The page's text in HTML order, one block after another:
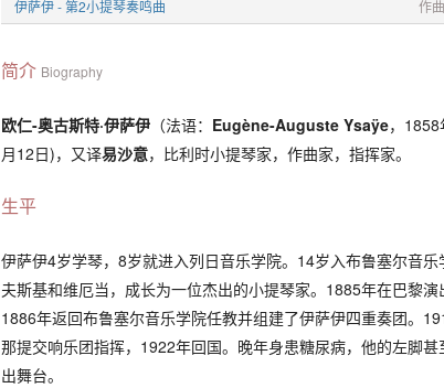
伊萨伊 - 第2小提琴奏鸣曲 作曲
简介 Biography
欧仁-奥古斯特·伊萨伊 （法语： Eugène-Auguste Ysaÿe，
月12日)，又译易沙意，比利时小提琴家，作曲家，指挥家。
生平
伊萨伊4岁学琴，8岁就进入列日音乐学院。14岁入布鲁塞尔音
夫斯基和维厄当，成长为一位杰出的小提琴家。1885年在巴黎演
1886年返回布鲁塞尔音乐学院任教并组建了伊萨伊四重奏团。
那提交响乐团指挥，1922年回国。晚年身患糖尿病，他的左脚
出舞台。